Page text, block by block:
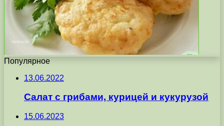
Популярное
13.06.2022
Салат с грибами, курицей и кукурузой
15.06.2023